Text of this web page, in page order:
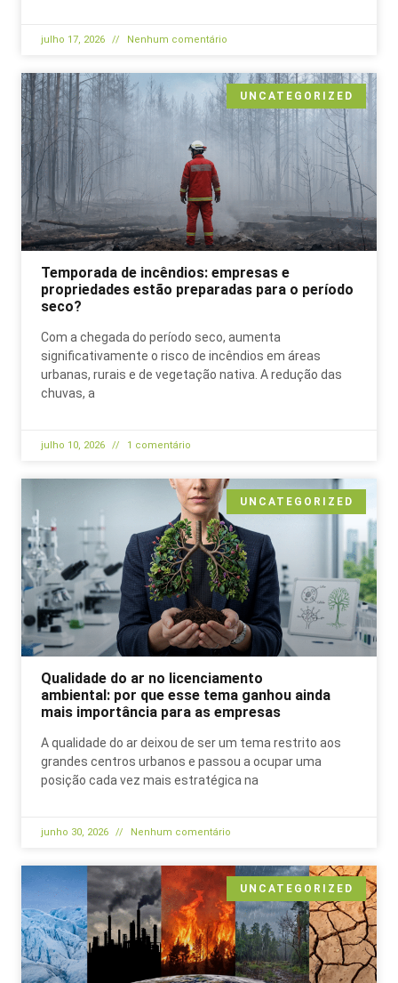
julho 17, 2026 Nenhum comentário
UNCATEGORIZED
Temporada de incêndios: empresas e
propriedades estão preparadas para o período
seco?
Com a chegada do período seco, aumenta
significativamente o risco de incêndios em áreas
urbanas, rurais e de vegetação nativa. A redução das
chuvas, a
julho 10, 2026 1 comentário
UNCATEGORIZED
Qualidade do ar no licenciamento
ambiental: por que esse tema ganhou ainda
mais importância para as empresas
A qualidade do ar deixou de ser um tema restrito aos
grandes centros urbanos e passou a ocupar uma
posição cada vez mais estratégica na
junho 30, 2026 Nenhum comentário
UNCATEGORIZED